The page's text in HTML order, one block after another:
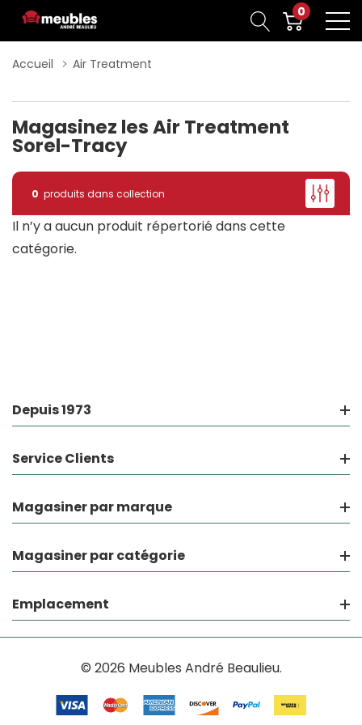
0
Accueil Air Treatment
Magasinez les Air Treatment
Sorel-Tracy
0 produits dans collection
Il n’y a aucun produit répertorié dans cette
catégorie.
Depuis 1973
Service Clients
Magasiner par marque
Magasiner par catégorie
Emplacement
© 2026 Meubles André Beaulieu.